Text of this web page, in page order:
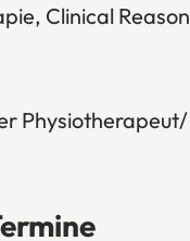
Clinical
Physiotherapeut/